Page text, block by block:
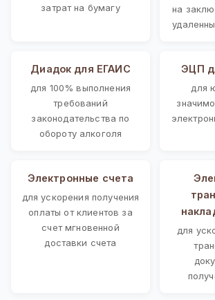
затрат на бумагу
на
Диадок для ЕГАИС
для 100% выполнения
требований
законодательства по
обороту алкоголя
ЭЦП
для
Электронные счета
для ускорения получения
оплаты от клиентов за
счет мгновенной
доставки счета
для